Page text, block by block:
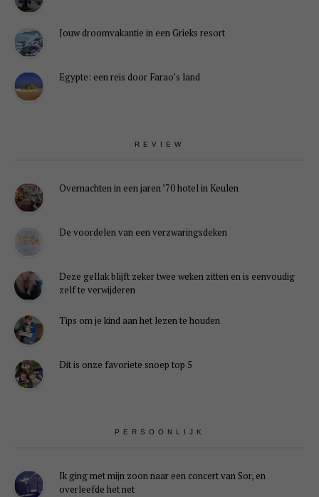
Jouw droomvakantie in een Grieks resort
Egypte: een reis door Farao’s land
REVIEW
Overnachten in een jaren ’70 hotel in Keulen
De voordelen van een verzwaringsdeken
Deze gellak blijft zeker twee weken zitten en is eenvoudig
zelf te verwijderen
Tips om je kind aan het lezen te houden
Dit is onze favoriete snoep top 5
PERSOONLIJK
Ik ging met mijn zoon naar een concert van Sor, en
overleefde het net